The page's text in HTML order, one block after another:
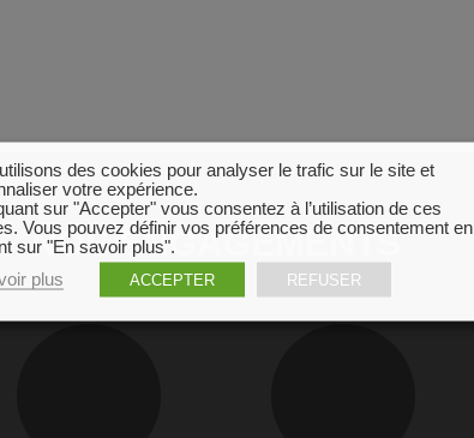
NOS ENGAGEMENTS
des cookies pour analyser le trafic sur le site et
votre expérience.
sur "Accepter" vous consentez à l’utilisation de ces
Vous pouvez définir vos préférences de consentement en
sur "En savoir plus".
plus
ACCEPTER REFUSER